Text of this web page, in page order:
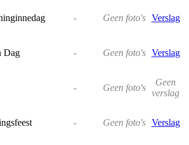
- Geen foto's Verslag
Dag - Geen foto's Verslag
- Geen foto's
Geen
verslag
- Geen foto's Verslag